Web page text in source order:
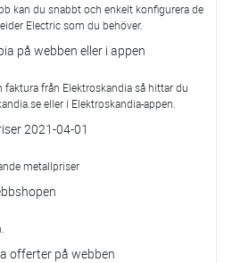
kan du snabbt och enkelt konfigurera de
Electric som du behöver.
på webben eller i appen
faktura från Elektroskandia så hittar du
eller i Elektro­skandia-appen.
2021-04-01
metallpriser
offerter på webben